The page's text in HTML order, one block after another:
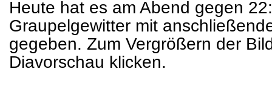
Heute hat es am Abend gegen
Graupelgewitter mit
gegeben. Zum Vergrößern der
Diavorschau klicken.